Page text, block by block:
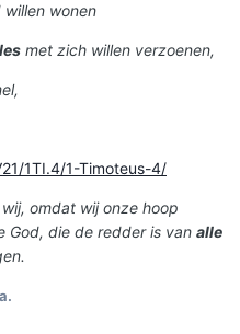
wonen
met zich willen verzoenen,
1TI.4/1-Timoteus-4/
omdat wij onze hoop
God, die de redder is van alle